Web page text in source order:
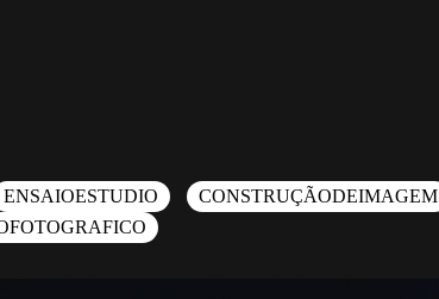
ENSAIOESTUDIO CONSTRUÇÃODEIMAGEM